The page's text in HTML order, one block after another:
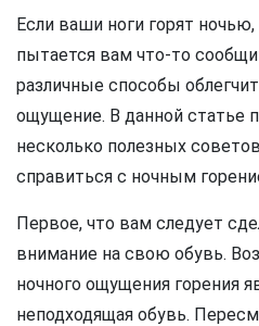
Если ваши ноги горят
пытается вам что-то
различные способы
ощущение. В данной статье
несколько полезных
справиться с ночным
Первое, что вам следует
внимание на свою обувь.
ночного ощущения горения
неподходящая обувь.